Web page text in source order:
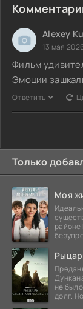
Alexey
13 мая
Фильм
Эмоции
Ответить
Только
Моя
районе
не
долг.